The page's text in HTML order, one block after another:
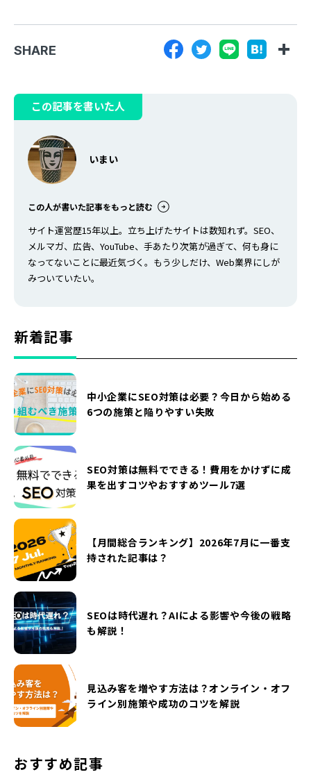
SHARE
この記事を書いた人
いまい
この人が書いた記事をもっと読む
サイト運営歴15年以上。立ち上げたサイトは数知れず。SEO、
メルマガ、広告、YouTube、手あたり次第が過ぎて、何も身に
なってないことに最近気づく。もう少しだけ、Web業界にしが
みついていたい。
新着記事
中小企業にSEO対策は必要？今日から始める
6つの施策と陥りやすい失敗
SEO対策は無料でできる！費用をかけずに成
果を出すコツやおすすめツール7選
【月間総合ランキング】2026年7月に一番支
持された記事は？
SEOは時代遅れ？AIによる影響や今後の戦略
も解説！
見込み客を増やす方法は？オンライン・オフ
ライン別施策や成功のコツを解説
おすすめ記事